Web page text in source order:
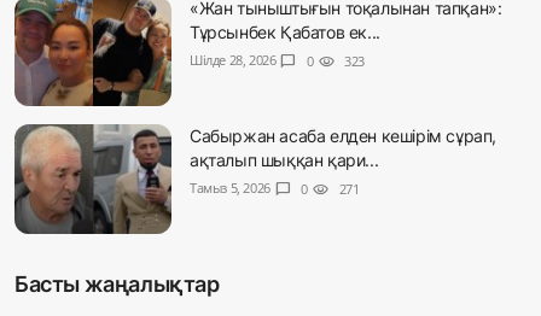
«Жан тыныштығын тоқалынан тапқан»:
Тұрсынбек Қабатов ек...
Шілде 28, 2026 chat_bubble 0 visibility 323
Сабыржан асаба елден кешірім сұрап,
ақталып шыққан қари...
Тамыз 5, 2026 chat_bubble 0 visibility 271
Басты жаңалықтар